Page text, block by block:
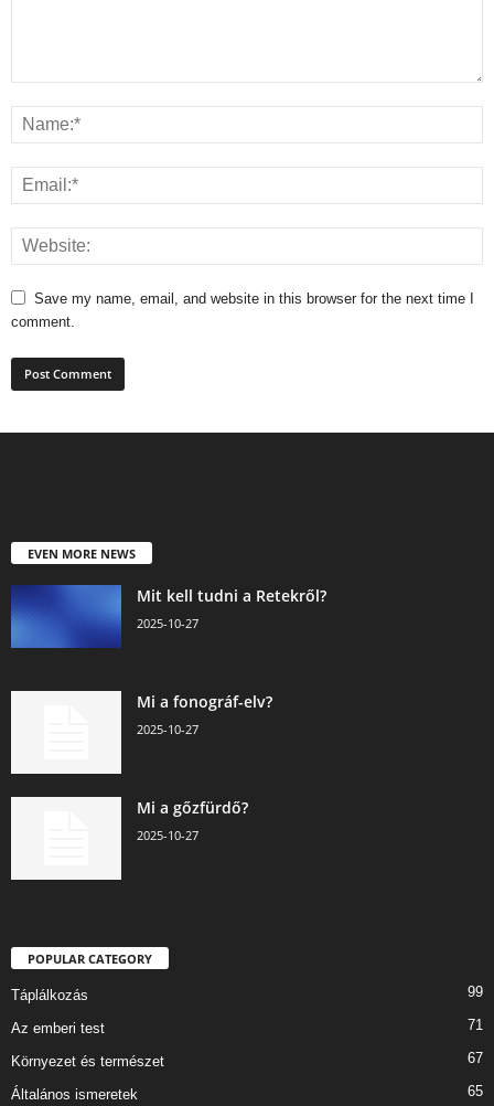
Save my name, email, and website in this browser for the next time I
comment.
EVEN MORE NEWS
Mit kell tudni a Retekről?
2025-10-27
Mi a fonográf-elv?
2025-10-27
Mi a gőzfürdő?
2025-10-27
POPULAR CATEGORY
Táplálkozás 99
Az emberi test 71
Környezet és természet 67
Általános ismeretek 65